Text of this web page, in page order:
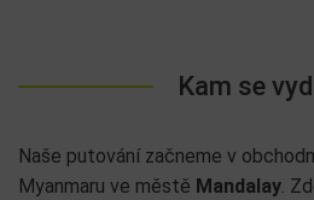
Kam se
Naše putování začneme v
Myanmaru ve městě Mandalay.